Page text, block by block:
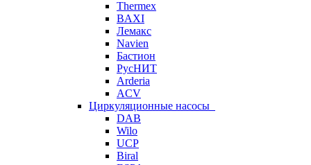
Thermex
BAXI
Лемакс
Navien
Бастион
РусНИТ
Arderia
ACV
Циркуляционные насосы
DAB
Wilo
UCP
Biral